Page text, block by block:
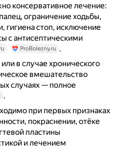
консервативное лечение:
ограничение ходьбы,
гигиена стоп, исключение
с антисептическими
ProBolezny.ru .
или в случае хронического
вмешательство
случаях — полное
.
при первых признаках
покраснении, отёке
пластины
и лечением